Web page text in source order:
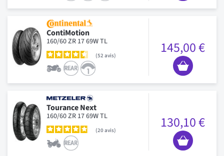
ContiMotion
160/60 ZR 17 69W TL
52 avis 145,00 €
Tourance Next
160/60 ZR 17 69W TL
20avis 130,10 €